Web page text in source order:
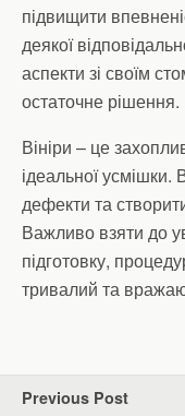
підвищити
деякої
аспекти зі своїм
остаточне рішення.
Вініри – це
ідеальної
дефекти та
Важливо взяти до
підготовку,
тривалий та
Previous Post